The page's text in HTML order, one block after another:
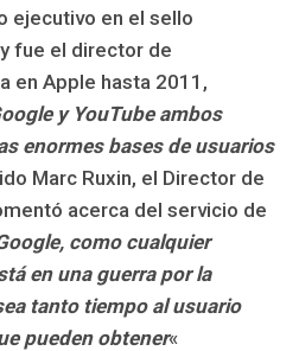
ejecutivo en el sello
fue el director de
en Apple hasta 2011,
y YouTube ambos
enormes bases de usuarios
Marc Ruxin, el Director de
acerca del servicio de
como cualquier
en una guerra por la
tanto tiempo al usuario
pueden obtener«